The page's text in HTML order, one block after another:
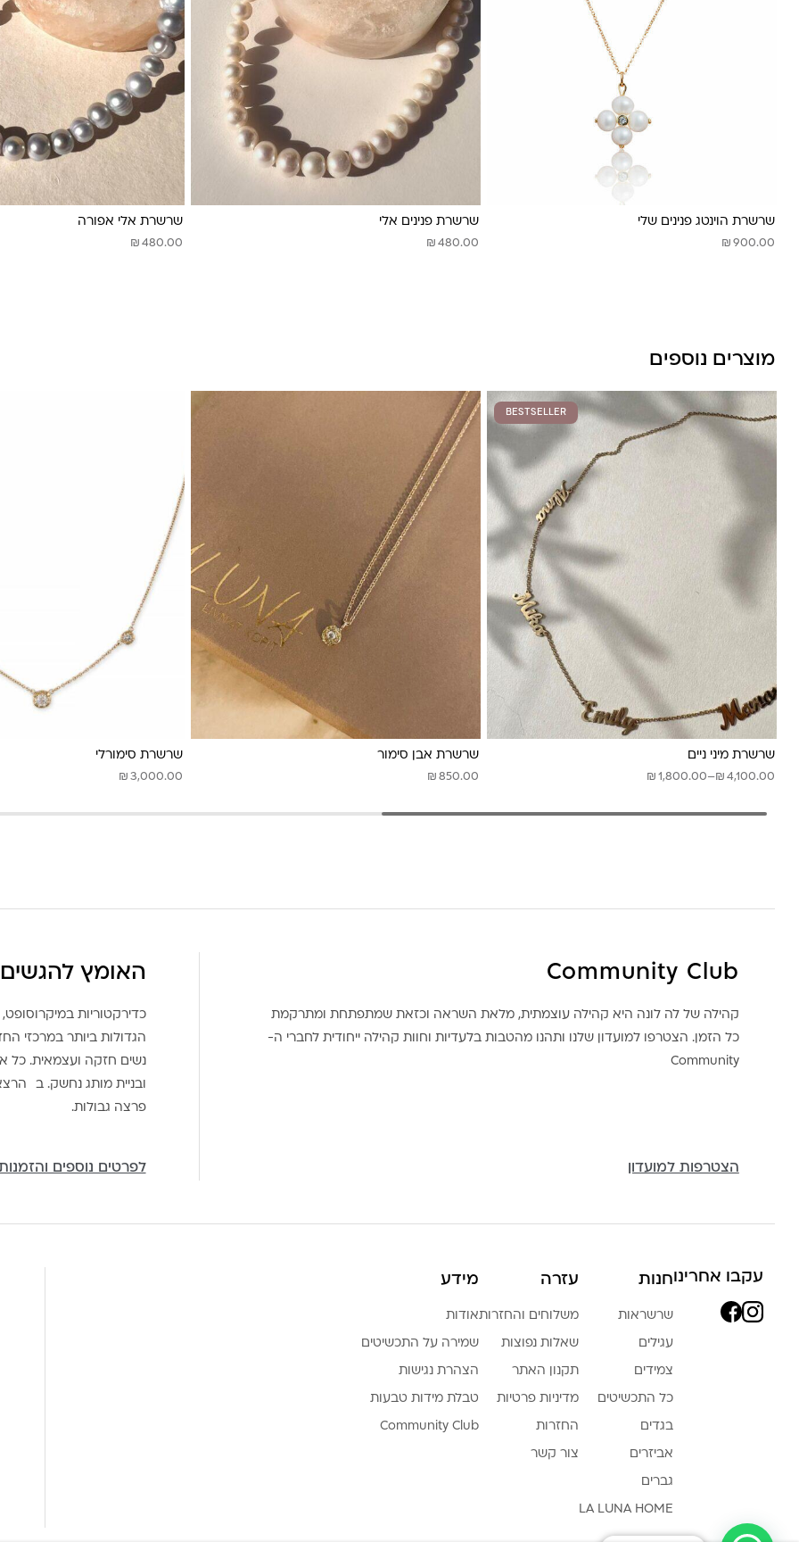
שרשרת הוינטג פנינים שלי
₪ 900.00
שרשרת פנינים אלי
₪ 480.00
שרשרת אלי אפורה
₪ 480.00
מוצרים נוספים
BESTSELLER
שרשרת מיני ניים
₪ 1,800.00–₪ 4,100.00
טווח
שרשרת אבן סימור
₪ 850.00
שרשרת סימורלי
₪ 3,000.00
Community Club
קהילה של לה לונה היא קהילה עוצמתית, מלאת השראה וכזאת שמתפתחת ומתרקמת
כל הזמן. הצטרפו למועדון שלנו ותהנו מהטבות בלעדיות וחוות קהילה ייחודית לחברי ה-
Community
הצטרפות למועדון
האומץ
כדירקטוריות
הגדולות ביותר במרכזי
נשים חזקה ועצמאית. כל
ובניית מותג נחשק. ב
פרצה גבולות.
לפרטים נוספים
עקבו אחרינוחנות
שרשראות
עגילים
צמידים
כל התכשיטים
בגדים
אביזרים
גברים
LA LUNA HOME
עזרה
משלוחים והחזרות
שאלות נפוצות
תקנון האתר
מדיניות פרטיות
החזרות
צור קשר
מידע
אודות
שמירה על התכשיטים
הצהרת נגישות
טבלת מידות טבעות
Community Club